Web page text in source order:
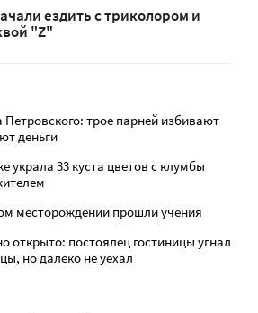
ездить с триколором и
"Z"
трое парней избивают
деньги
украла 33 куста цветов с клумбы
месторождении прошли учения
открыто: постоялец гостиницы угнал
но далеко не уехал